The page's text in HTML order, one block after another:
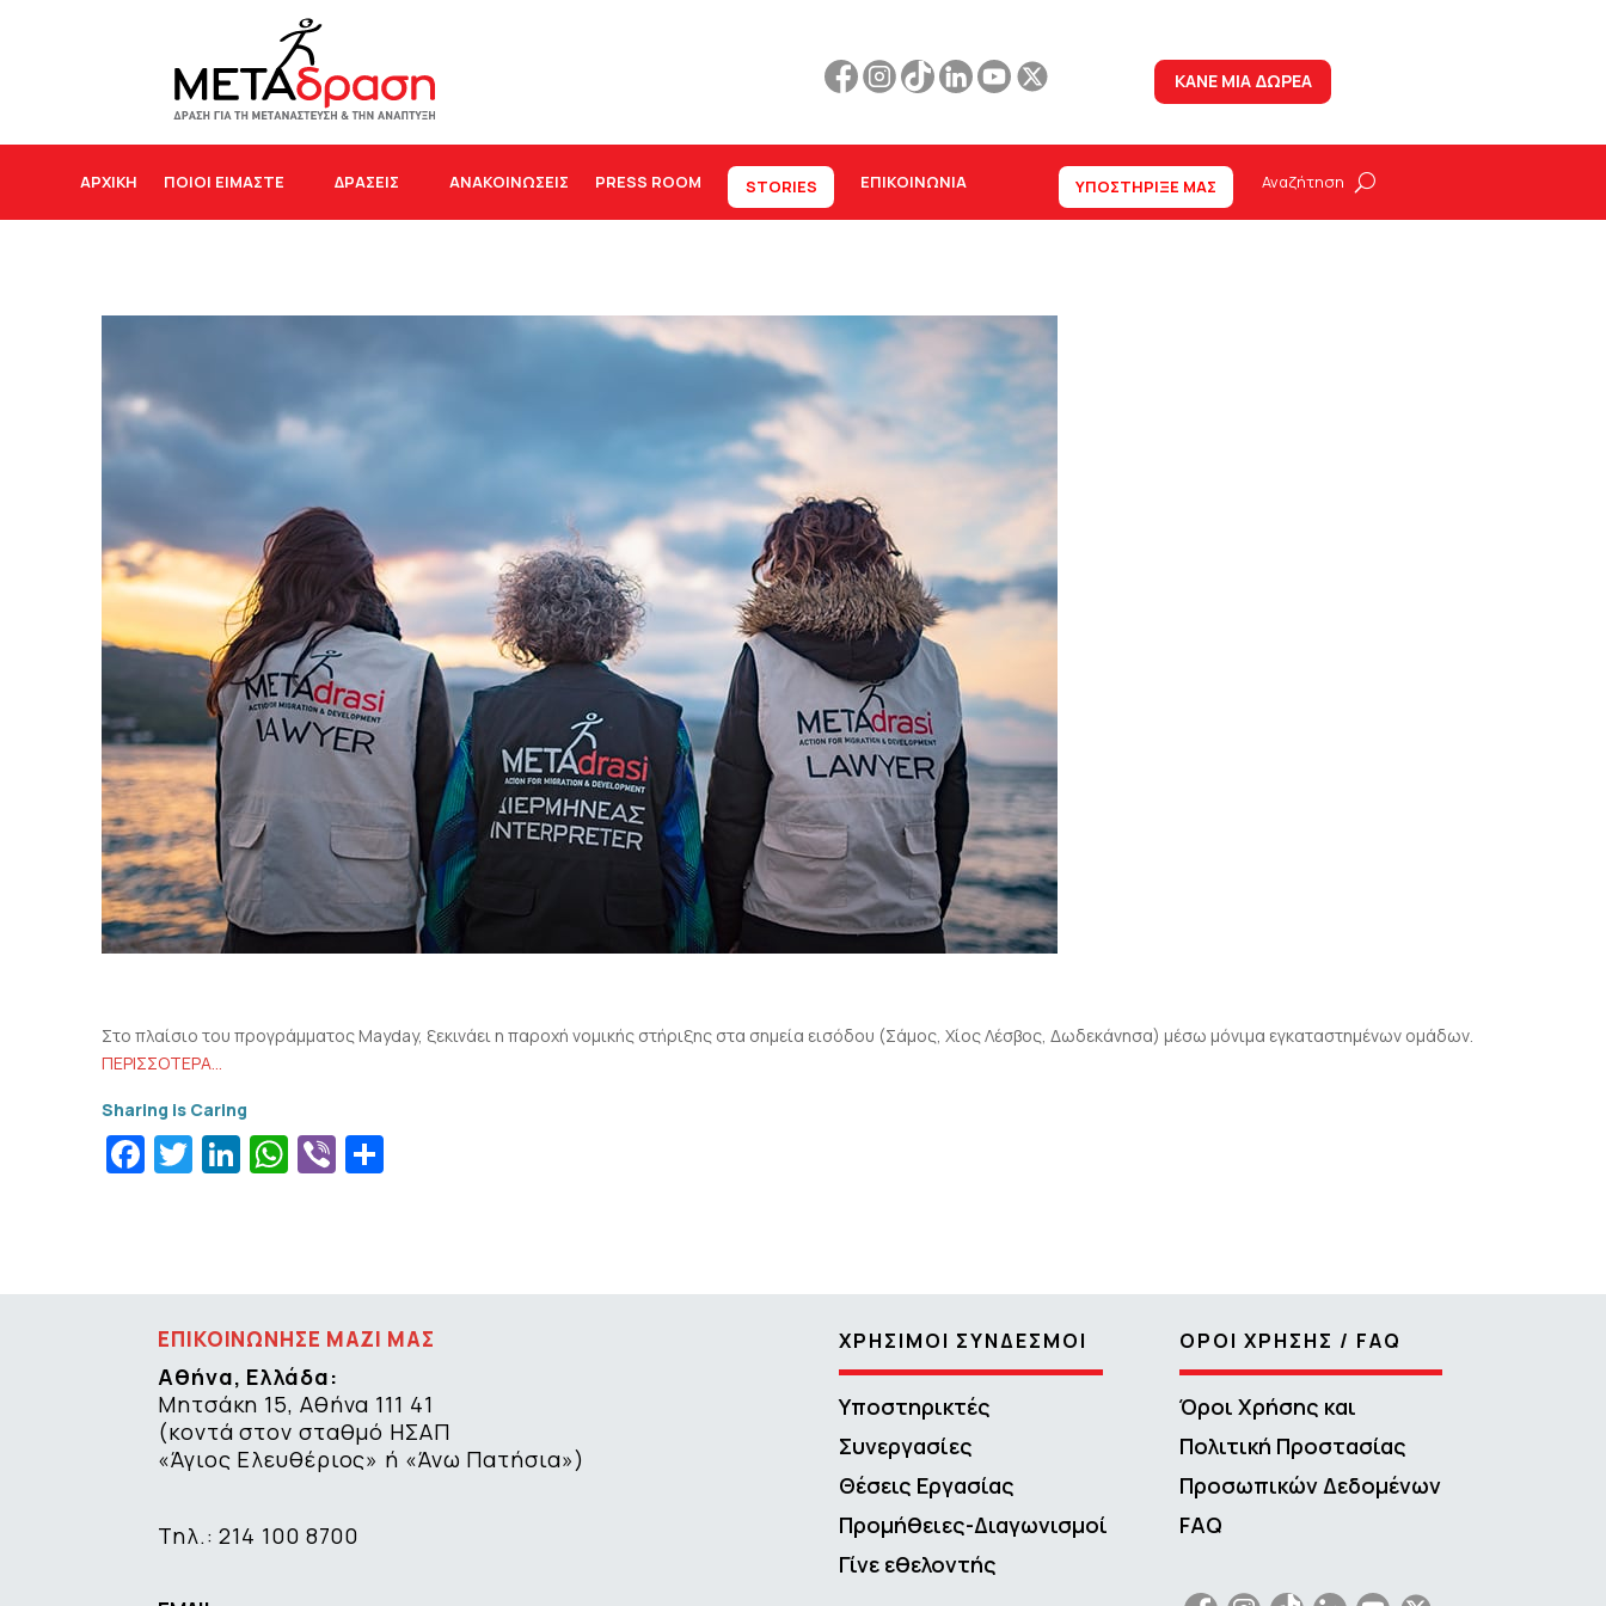
ΚΑΝΕ ΜΙΑ ΔΩΡΕΑ
ΑΡΧΙΚΉ ΠΟΙΟΙ ΕΙΜΑΣΤΕ ΔΡΆΣΕΙΣ ΑΝΑΚΟΙΝΩΣΕΙΣ PRESS ROOM STORIES ΕΠΙΚΟΙΝΩΝΊΑ ΥΠΟΣΤΗΡΙΞΕ ΜΑΣ
Στο πλαίσιο του προγράμματος Mayday, ξεκινάει η παροχή νομικής στήριξης στα σημεία εισόδου (Σάμος, Χίος Λέσβος, Δωδεκάνησα) μέσω μόνιμα εγκαταστημένων ομάδων.
ΠΕΡΙΣΣΟΤΕΡΑ…
Facebook
Twitter
LinkedIn
WhatsApp
ViberΜοιραστείτε
ΕΠΙΚΟΙΝΩΝΗΣΕ ΜΑΖΙ ΜΑΣ
Αθήνα, Ελλάδα:
Μητσάκη 15, Αθήνα 111 41
(κοντά στον σταθμό ΗΣΑΠ
«Άγιος Ελευθέριος» ή «Άνω Πατήσια»)
Τηλ.: 214 100 8700
ΧΡΗΣΙΜΟΙ ΣΥΝΔΕΣΜΟΙ
Υποστηρικτές
Συνεργασίες
Θέσεις Εργασίας
Προμήθειες-Διαγωνισμοί
Γίνε εθελοντής
ΟΡΟΙ ΧΡΗΣΗΣ / FAQ
Όροι Χρήσης και
Πολιτική Προστασίας
Προσωπικών Δεδομένων
FAQ